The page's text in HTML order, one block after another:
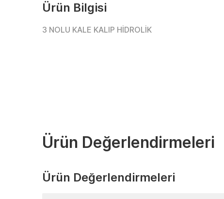
Ürün Bilgisi
3 NOLU KALE KALIP HİDROLİK
Ürün Değerlendirmeleri
Ürün Değerlendirmeleri